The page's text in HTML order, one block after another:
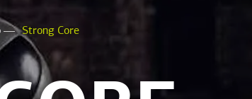
Strong Core